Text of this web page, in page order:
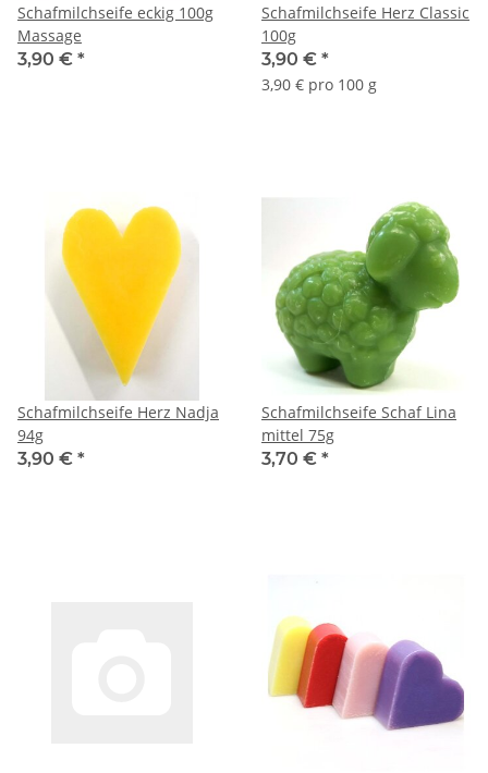
Schafmilchseife eckig 100g
Massage
3,90 € *
Schafmilchseife Herz Classic
100g
3,90 € *
3,90 € pro 100 g
Schafmilchseife Herz Nadja
94g
3,90 € *
Schafmilchseife Schaf Lina
mittel 75g
3,70 € *